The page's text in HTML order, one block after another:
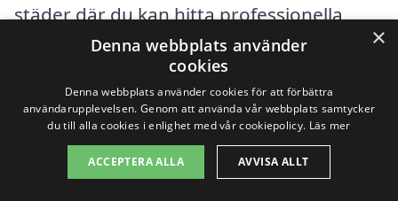
städer där du kan hitta professionella
golvläggare:
Finspång
Hällestad
×
Denna webbplats använder
cookies
Denna webbplats använder cookies för att förbättra
användarupplevelsen. Genom att använda vår webbplats samtycker
du till alla cookies i enlighet med vår cookiepolicy. Läs mer
ACCEPTERA ALLA AVVISA ALLT